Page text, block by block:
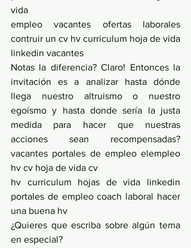
vida
empleo vacantes ofertas laborales
contruir un cv hv curriculum hoja de vida
linkedin vacantes
Notas la diferencia? Claro! Entonces la
invitación es a analizar hasta dónde
llega nuestro altruismo o nuestro
egoísmo y hasta donde sería la justa
medida para hacer que nuestras
acciones sean recompensadas?
vacantes portales de empleo elempleo
hv cv hoja de vida cv
hv curriculum hojas de vida linkedin
portales de empleo coach laboral hacer
una buena hv
¿Quieres que escriba sobre algún tema
en especial?